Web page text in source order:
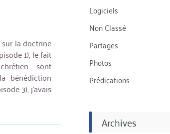
sur la doctrine
1), le fait
sont
bénédiction
3), j’avais
Logiciels
Non Classé
Partages
Photos
Prédications
Archives